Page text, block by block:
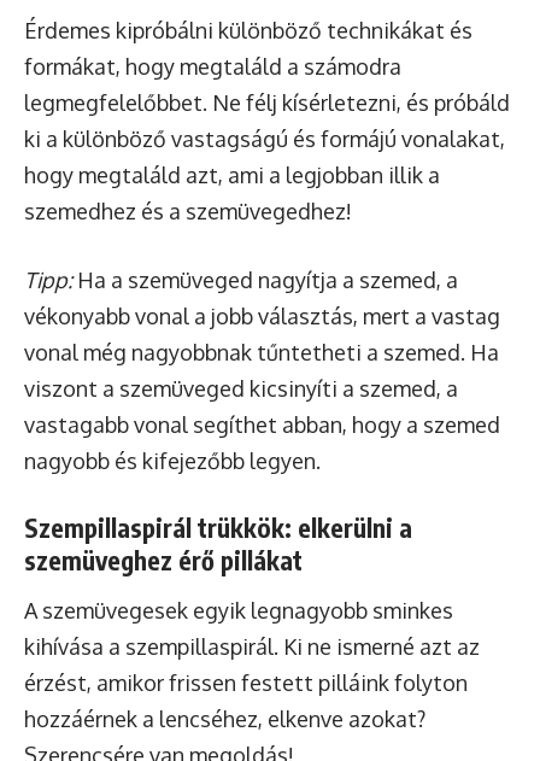
Érdemes kipróbálni különböző technikákat és
formákat, hogy megtaláld a számodra
legmegfelelőbbet. Ne félj kísérletezni, és próbáld
ki a különböző vastagságú és formájú vonalakat,
hogy megtaláld azt, ami a legjobban illik a
szemedhez és a szemüvegedhez!
Tipp:Ha a szemüveged nagyítja a szemed, a
vékonyabb vonal a jobb választás, mert a vastag
vonal még nagyobbnak tűntetheti a szemed. Ha
viszont a szemüveged kicsinyíti a szemed, a
vastagabb vonal segíthet abban, hogy a szemed
nagyobb és kifejezőbb legyen.
Szempillaspirál trükkök: elkerülni a
szemüveghez érő pillákat
A szemüvegesek egyik legnagyobb sminkes
kihívása a szempillaspirál. Ki ne ismerné azt az
érzést, amikor frissen festett pilláink folyton
hozzáérnek a lencséhez, elkenve azokat?
Szerencsére van megoldás!